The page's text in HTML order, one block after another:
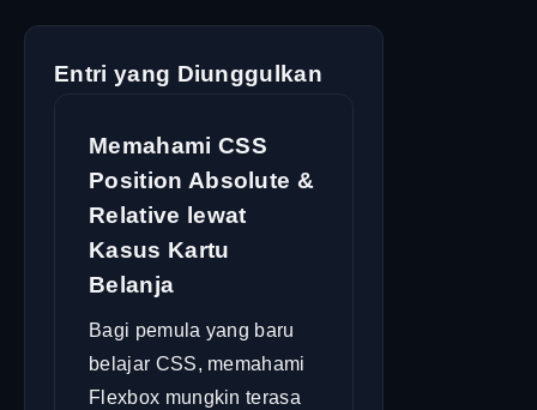
Entri yang Diunggulkan
Memahami CSS
Position Absolute &
Relative lewat
Kasus Kartu
Belanja
Bagi pemula yang baru
belajar CSS, memahami
Flexbox mungkin terasa